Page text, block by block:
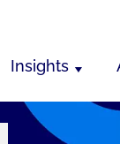
Insights